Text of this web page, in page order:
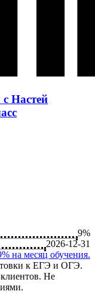
Настей
9%
2026-12-31
на месяц обучения.
к ЕГЭ и ОГЭ.
клиентов. Не